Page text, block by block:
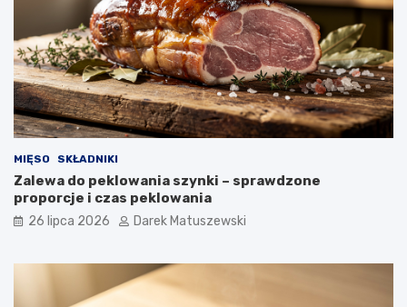
MIĘSO SKŁADNIKI
Zalewa do peklowania szynki – sprawdzone
proporcje i czas peklowania
26 lipca 2026 Darek Matuszewski